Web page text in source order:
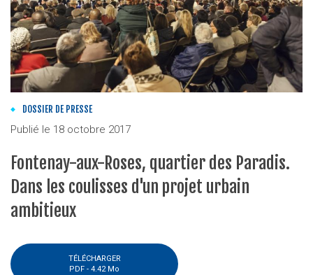
DOSSIER DE PRESSE
Publié le 18 octobre 2017
Fontenay-aux-Roses, quartier des Paradis.
Dans les coulisses d'un projet urbain
ambitieux
TÉLÉCHARGER
PDF - 4.42 Mo